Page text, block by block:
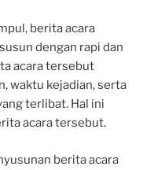
berita acara
dengan rapi dan
acara tersebut
waktu kejadian, serta
terlibat. Hal ini
acara tersebut.
berita acara